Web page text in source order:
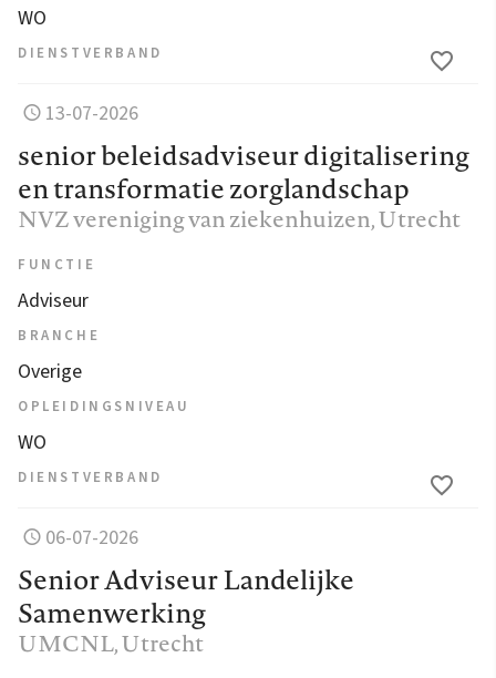
WO
DIENSTVERBAND
13-07-2026
senior beleidsadviseur digitalisering
en transformatie zorglandschap
NVZ vereniging van ziekenhuizen, Utrecht
FUNCTIE
Adviseur
BRANCHE
Overige
OPLEIDINGSNIVEAU
WO
DIENSTVERBAND
06-07-2026
Senior Adviseur Landelijke
Samenwerking
UMCNL, Utrecht